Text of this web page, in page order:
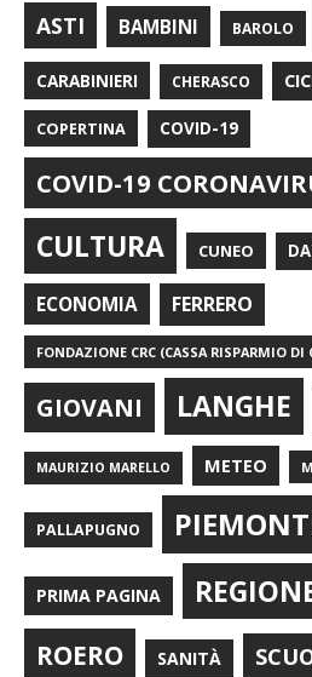
ASTI BAMBINI BAROLO
CARABINIERI CHERASCO
COPERTINA COVID-19
COVID-19
CULTURA CUNEO
ECONOMIA FERRERO
FONDAZIONE CRC (CASSA RISPARMIO DI
GIOVANI LANGHE
MAURIZIO MARELLO METEO
PALLAPUGNO
PRIMA PAGINA
ROERO SANITÀ